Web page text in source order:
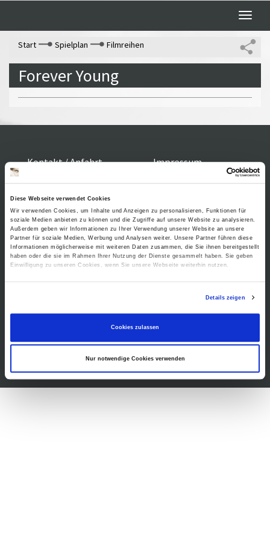
Diese Webseite verwendet Cookies
Wir verwenden Cookies, um Inhalte und Anzeigen zu personalisieren, Funktionen für
soziale Medien anbieten zu können und die Zugriffe auf unsere Website zu analysieren.
Außerdem geben wir Informationen zu Ihrer Verwendung unserer Website an unsere
Partner für soziale Medien, Werbung und Analysen weiter. Unsere Partner führen diese
Informationen möglicherweise mit weiteren Daten zusammen, die Sie ihnen bereitgestellt
haben oder die sie im Rahmen Ihrer Nutzung der Dienste gesammelt haben. Sie geben
Einwilligung zu unseren Cookies, wenn Sie unsere Webseite weiterhin nutzen.
Details zeigen
Cookies zulassen
Nur notwendige Cookies verwenden
Toggle
Start
Spielplan Filmreihen
Forever Young
Kontakt / Anfahrt
Führungen /
Vermittlung
Über uns
Freundeskreis
Museumsshop
Vermietung
Gastronomie
Presse
Impressum
Einstellungen